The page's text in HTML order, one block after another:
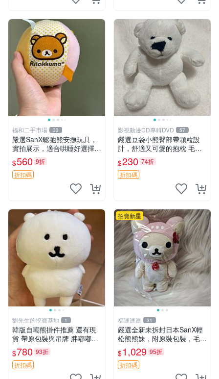
福和二手市場 33
嚴選SanX鬆弛熊安撫玩具，
實拍展示，適合哄睡好選擇
電腦玩具 安撫用品
$560 9折
折扣碼
影視動漫CD專輯DVD 57
嚴選豆袋小熊臀部帶顆粒設
計，舒適又可愛的抱枕 毛絨
抱枕、臀部按摩、坐墊
$230 74折
折扣碼
劉先生的挖寶基地 1
韓版自嘲熊掛件推薦 還有現
貨 帶原包裝與吊牌 胖嘟嘟超
可愛 毛絨手感佳 小熊掛件 自
嘲抱枕 小熊抱枕
$780 93折
折扣碼
拍賣新星
福運連連 31
嚴選全新未拆封日本SanX輕
松熊熊妹，附原裝包裝，毛絨
質地極佳，細膩可愛，推薦收
藏兼送禮，適合女性好友或家
人，限量釋出。鬆熊、熊玩
$1,029 95折
折扣碼